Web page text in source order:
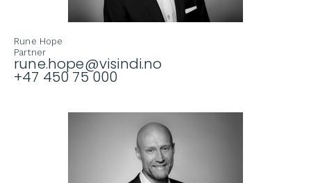
Rune Hope
Partner
rune.hope@visindi.no
+47 450 75 000